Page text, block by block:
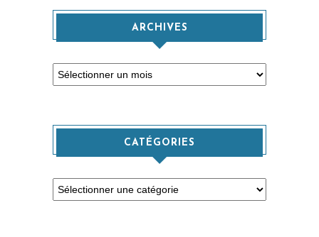
ARCHIVES
Archives
CATÉGORIES
Catégories